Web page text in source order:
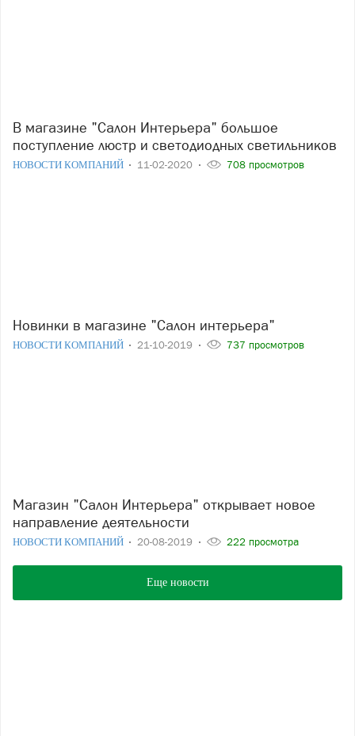
В магазине "Салон Интерьера" большое
поступление люстр и светодиодных светильников
НОВОСТИ КОМПАНИЙ 11-02-2020 708 просмотров
Новинки в магазине "Салон интерьера"
НОВОСТИ КОМПАНИЙ 21-10-2019 737 просмотров
Магазин "Салон Интерьера" открывает новое
направление деятельности
НОВОСТИ КОМПАНИЙ 20-08-2019 222 просмотра
Еще новости